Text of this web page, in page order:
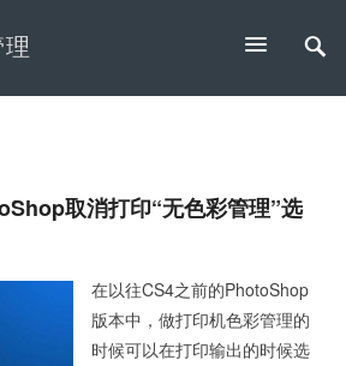
取消打印“无色彩管理”选
在以往CS4之前的PhotoShop
版本中，做打印机色彩管理的
时候可以在打印输出的时候选